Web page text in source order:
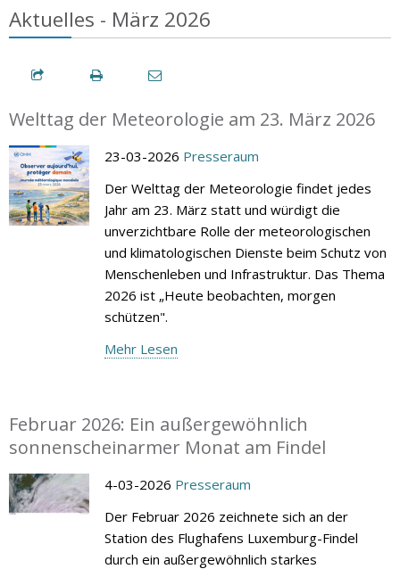
Aktuelles - März 2026
Welttag der Meteorologie am 23. März 2026
23-03-2026 Presseraum
Der Welttag der Meteorologie findet jedes
Jahr am 23. März statt und würdigt die
unverzichtbare Rolle der meteorologischen
und klimatologischen Dienste beim Schutz von
Menschenleben und Infrastruktur. Das Thema
2026 ist „Heute beobachten, morgen
schützen".
Mehr Lesen
Februar 2026: Ein außergewöhnlich
sonnenscheinarmer Monat am Findel
4-03-2026 Presseraum
Der Februar 2026 zeichnete sich an der
Station des Flughafens Luxemburg-Findel
durch ein außergewöhnlich starkes